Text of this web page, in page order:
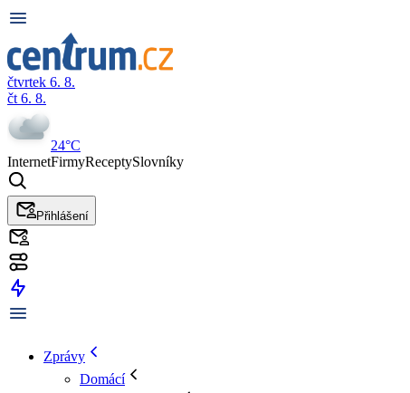
čtvrtek 6. 8.
čt 6. 8.
24°C
InternetFirmyReceptySlovníky
Přihlášení
Zprávy
Domácí